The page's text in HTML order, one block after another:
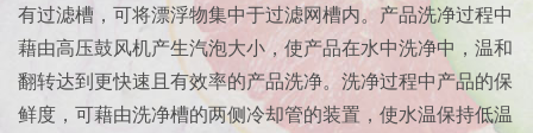
有过滤槽，可将漂浮物集中于过滤网槽内。产品洗净过程中
藉由高压鼓风机产生汽泡大小，使产品在水中洗净中，温和
翻转达到更快速且有效率的产品洗净。洗净过程中产品的保
鲜度，可藉由洗净槽的两侧冷却管的装置，使水温保持低温